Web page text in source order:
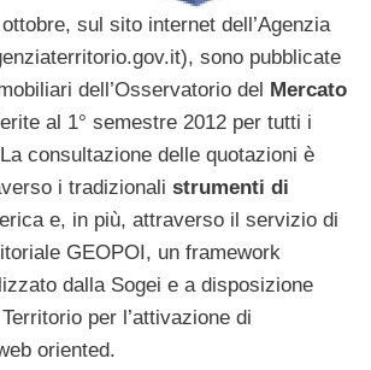
sul sito internet dell’Agenzia
sono pubblicate
dell’Osservatorio del Mercato
al 1° semestre 2012 per tutti i
consultazione delle quotazioni è
i tradizionali strumenti di
e, in più, attraverso il servizio di
GEOPOI, un framework
dalla Sogei e a disposizione
per l’attivazione di
oriented.